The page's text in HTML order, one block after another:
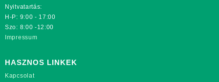
Nyitvatartás:
H-P: 9:00 - 17:00
Szo: 8:00 -12:00
Impressum
HASZNOS LINKEK
Kapcsolat